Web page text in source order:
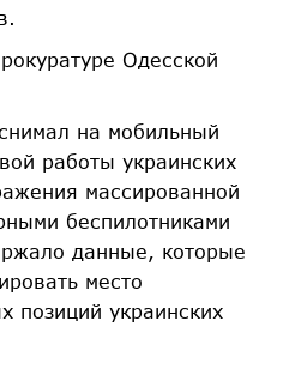
Одесской
на мобильный
работы украинских
массированной
беспилотниками
данные, которые
место
позиций украинских